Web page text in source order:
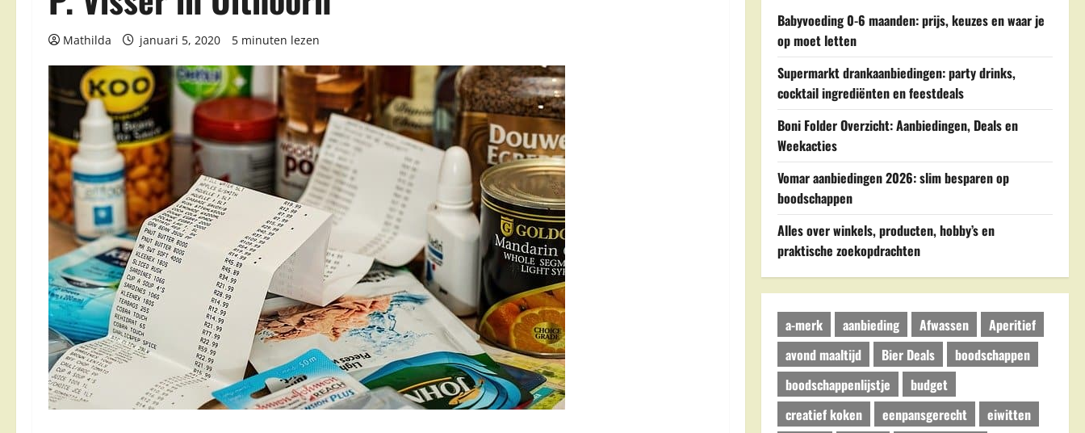
Mathilda januari 5, 2020 5 minuten lezen
Babyvoeding 0-6 maanden: prijs, keuzes en waar je
op moet letten
Supermarkt drankaanbiedingen: party drinks,
cocktail ingrediënten en feestdeals
Boni Folder Overzicht: Aanbiedingen, Deals en
Weekacties
Vomar aanbiedingen 2026: slim besparen op
boodschappen
Alles over winkels, producten, hobby’s en
praktische zoekopdrachten
a-merk aanbieding Afwassen
Aperitief
avond maaltijd
Bier Deals
boodschappen
boodschappenlijstje
budget
creatief koken
eenpansgerecht
eiwitten